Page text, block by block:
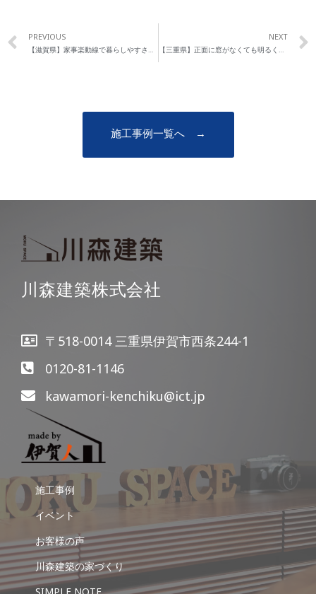
PREVIOUS
【滋賀県】家事楽動線で暮らしやすさを重視したお家
NEXT
【三重県】正面に窓がなくても明るく開放的な、木のぬくもりを感じるお家
施工事例一覧へ →
川森建築株式会社
〒518-0014 三重県伊賀市西条244-1
0120-81-1146
kawamori-kenchiku@ict.jp
施工事例
イベント
お客様の声
川森建築の家づくり